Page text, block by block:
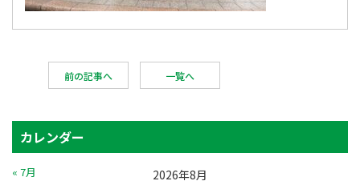
前の記事へ 一覧へ
カレンダー
2026年8月
« 7月